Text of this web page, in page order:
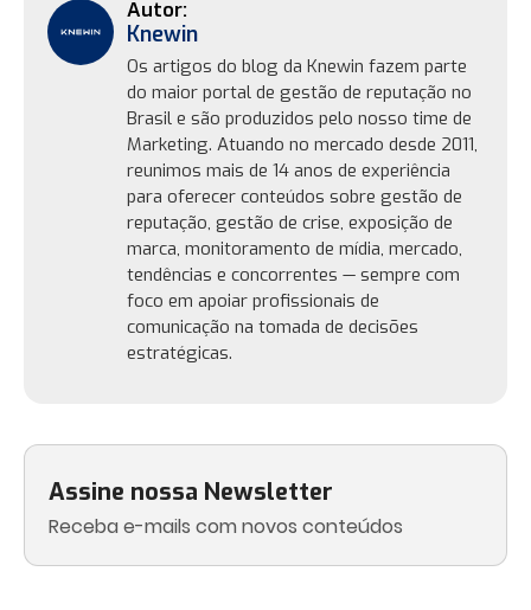
Assine nossa Newsletter
Receba e-mails com novos conteúdos
Knewin
Os artigos do blog da Knewin fazem parte
do maior portal de gestão de reputação no
Brasil e são produzidos pelo nosso time de
Marketing. Atuando no mercado desde 2011,
reunimos mais de 14 anos de experiência
para oferecer conteúdos sobre gestão de
reputação, gestão de crise, exposição de
marca, monitoramento de mídia, mercado,
tendências e concorrentes — sempre com
foco em apoiar profissionais de
comunicação na tomada de decisões
estratégicas.